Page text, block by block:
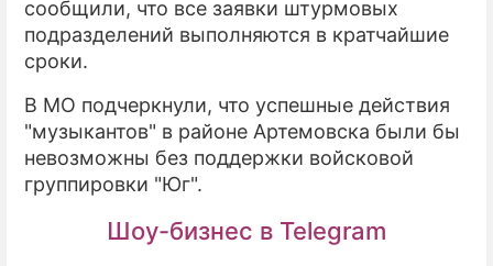
сообщили, что все заявки штурмовых
подразделений выполняются в кратчайшие
сроки.
В МО подчеркнули, что успешные действия
"музыкантов" в районе Артемовска были бы
невозможны без поддержки войсковой
группировки "Юг".
Шоу-бизнес в Telegram